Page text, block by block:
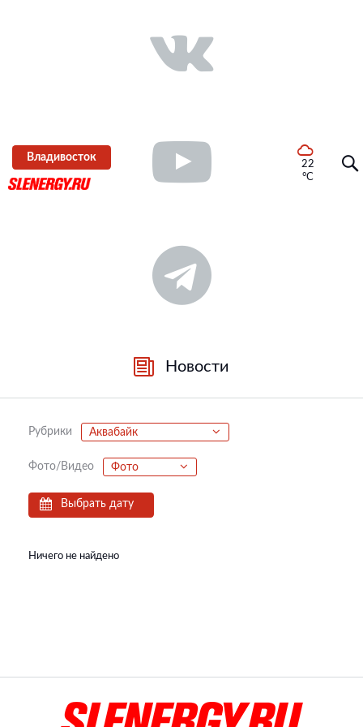
Владивосток
22
°C
Новости
Рубрики Аквабайк
Фото/Видео Фото
Выбрать дату
Ничего не найдено